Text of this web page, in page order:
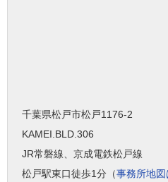
千葉県松戸市松戸1176-2
KAMEI.BLD.306
JR常磐線、京成電鉄松戸線
松戸駅東口徒歩1分（事務所地図